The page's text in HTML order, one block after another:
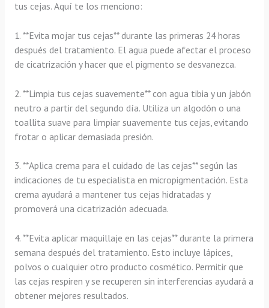
tus cejas. Aquí te los menciono:
1. **Evita mojar tus cejas** durante las primeras 24 horas
después del tratamiento. El agua puede afectar el proceso
de cicatrización y hacer que el pigmento se desvanezca.
2. **Limpia tus cejas suavemente** con agua tibia y un jabón
neutro a partir del segundo día. Utiliza un algodón o una
toallita suave para limpiar suavemente tus cejas, evitando
frotar o aplicar demasiada presión.
3. **Aplica crema para el cuidado de las cejas** según las
indicaciones de tu especialista en micropigmentación. Esta
crema ayudará a mantener tus cejas hidratadas y
promoverá una cicatrización adecuada.
4. **Evita aplicar maquillaje en las cejas** durante la primera
semana después del tratamiento. Esto incluye lápices,
polvos o cualquier otro producto cosmético. Permitir que
las cejas respiren y se recuperen sin interferencias ayudará a
obtener mejores resultados.